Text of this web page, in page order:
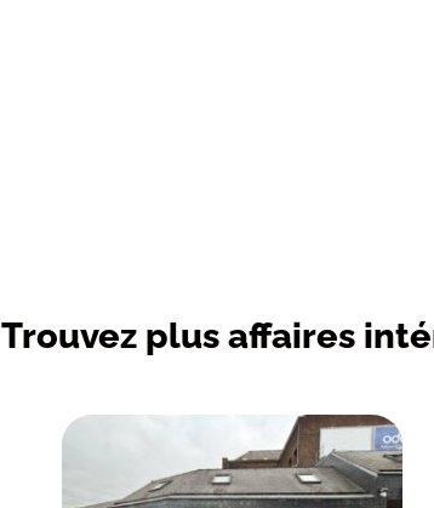
Trouvez plus affaires